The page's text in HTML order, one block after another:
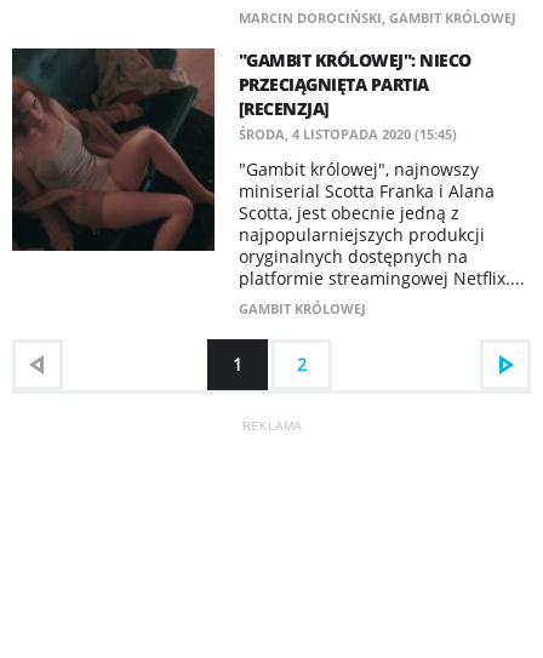
MARCIN DOROCIŃSKI, GAMBIT KRÓLOWEJ
"GAMBIT KRÓLOWEJ": NIECO
PRZECIĄGNIĘTA PARTIA
[RECENZJA]
ŚRODA, 4 LISTOPADA 2020 (15:45)
"Gambit królowej", najnowszy
miniserial Scotta Franka i Alana
Scotta, jest obecnie jedną z
najpopularniejszych produkcji
oryginalnych dostępnych na
platformie streamingowej Netflix....
GAMBIT KRÓLOWEJ
1 2
REKLAMA